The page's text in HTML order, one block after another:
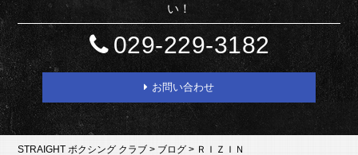
い！
029-229-3182
お問い合わせ
STRAIGHT ボクシング クラブ > ブログ > ＲＩＺＩＮ